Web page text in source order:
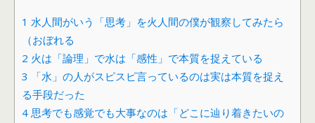
1 水人間がいう「思考」を火人間の僕が観察してみたら
（おぼれる
2 火は「論理」で水は「感性」で本質を捉えている
3 「水」の人がスピスピ言っているのは実は本質を捉え
る手段だった
4 思考でも感覚でも大事なのは「どこに辿り着きたいの